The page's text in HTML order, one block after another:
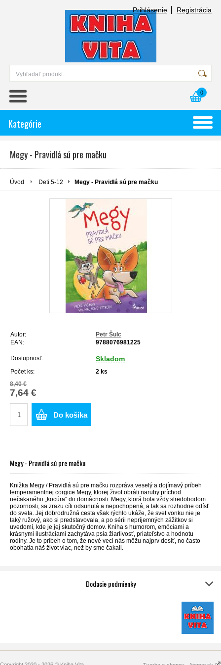
Prihlásenie Registrácia
0
Kategórie
Megy - Pravidlá sú pre mačku
Úvod Deti 5-12 Megy - Pravidlá sú pre mačku
Autor:
Petr Šulc
EAN:
9788076981225
Dostupnosť: Skladom
Počet ks: 2 ks
8,40 €
7,64 €
Do košíka
Megy - Pravidlá sú pre mačku
Knižka Megy / Pravidlá sú pre mačku rozpráva veselý a dojímavý príbeh
temperamentnej corgice Megy, ktorej život obráti naruby príchod
nečakaného „kocúra“ do domácnosti. Megy, ktorá bola vždy stredobodom
pozornosti, sa zrazu cíti odsunutá a nepochopená, a tak sa rozhodne odísť
do sveta. Jej dobrodružná cesta však rýchlo ukáže, že svet vonku nie je
taký ružový, ako si predstavovala, a po sérii nepríjemných zážitkov si
uvedomí, kde je jej skutočný domov. Kniha s humorom, emóciami a
krásnymi ilustráciami zachytáva psia žiarlivosť, priateľstvo a hodnotu
rodiny. Je to príbeh o tom, že nové veci nás môžu najprv desiť, no často
obohatia náš život viac, než by sme čakali.
Dodacie podmienky